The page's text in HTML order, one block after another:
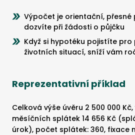
Výpočet je orientační,
dozvíte při žádosti o půjčku
Když si hypotéku pojistíte
životních situací, sníží vám
Reprezentativní příklad
Celková výše úvěru 2 500 000
měsíčních splátek 14 656 Kč
úrok), počet splátek: 360, fixace